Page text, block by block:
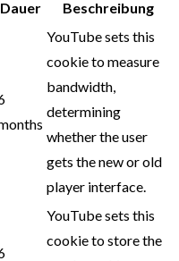
Dauer Beschreibung
YouTube sets this
cookie to measure
bandwidth,
determining
whether the user
gets the new or old
player interface.
YouTube sets this
cookie to store the